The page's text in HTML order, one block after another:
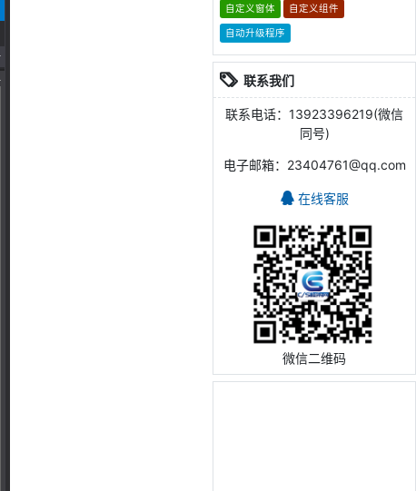
自定义窗体 自定义组件
自动升级程序
联系我们
联系电话：13923396219(微信
同号)
电子邮箱：23404761@qq.com
在线客服
微信二维码